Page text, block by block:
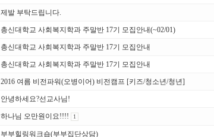
제발 부탁드립니다.
총신대학교 사회복지학과 주말반 17기 모집안내(~02/01)
총신대학교 사회복지학과 주말반 17기 모집안내
총신대학교 사회복지학과 주말반 17 기 모집안내
2016 여름 비전파워(오병이어) 비전캠프 [키즈/청소년/청년]
안녕하세요?선교사님!
하나님 오만원이요!!!! 1
부부힐링워크숍(부부집단상담)